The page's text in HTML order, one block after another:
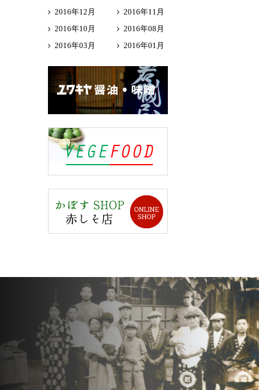
2016年12月
2016年11月
2016年10月
2016年08月
2016年03月
2016年01月